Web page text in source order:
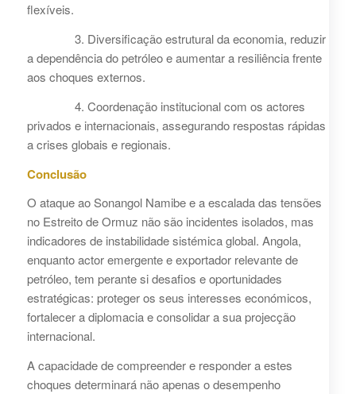
flexíveis.
3. Diversificação estrutural da economia, reduzir
a dependência do petróleo e aumentar a resiliência frente
aos choques externos.
4. Coordenação institucional com os actores
privados e internacionais, assegurando respostas rápidas
a crises globais e regionais.
Conclusão
O ataque ao Sonangol Namibe e a escalada das tensões
no Estreito de Ormuz não são incidentes isolados, mas
indicadores de instabilidade sistémica global. Angola,
enquanto actor emergente e exportador relevante de
petróleo, tem perante si desafios e oportunidades
estratégicas: proteger os seus interesses económicos,
fortalecer a diplomacia e consolidar a sua projecção
internacional.
A capacidade de compreender e responder a estes
choques determinará não apenas o desempenho